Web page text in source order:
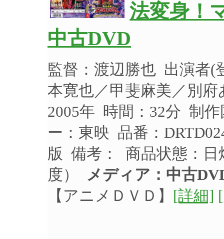
法変身！
中古DVD
監督：渡辺勝也 出演者(
本寛也／甲斐麻美／別
2005年 時間：32分 制
ー：東映 品番：
版 備考： 商品状態：日
度）
メディア：中古
【アニメＤＶＤ】 [詳細]